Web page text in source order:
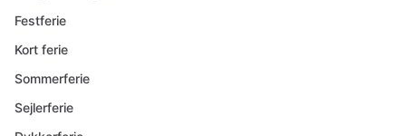
Festferie
Kort ferie
Sommerferie
Sejlerferie